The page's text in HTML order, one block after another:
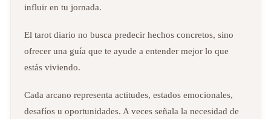
influir en tu jornada.
El tarot diario no busca predecir hechos concretos, sino
ofrecer una guía que te ayude a entender mejor lo que
estás viviendo.
Cada arcano representa actitudes, estados emocionales,
desafíos u oportunidades. A veces señala la necesidad de